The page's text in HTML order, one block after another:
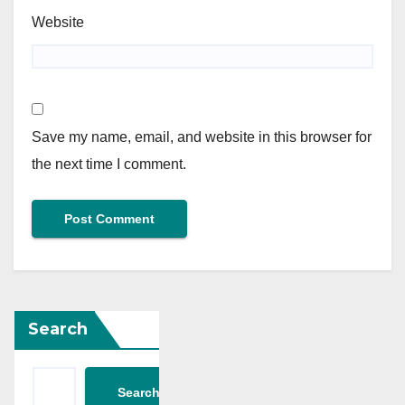
Website
Save my name, email, and website in this browser for
the next time I comment.
Search
Search